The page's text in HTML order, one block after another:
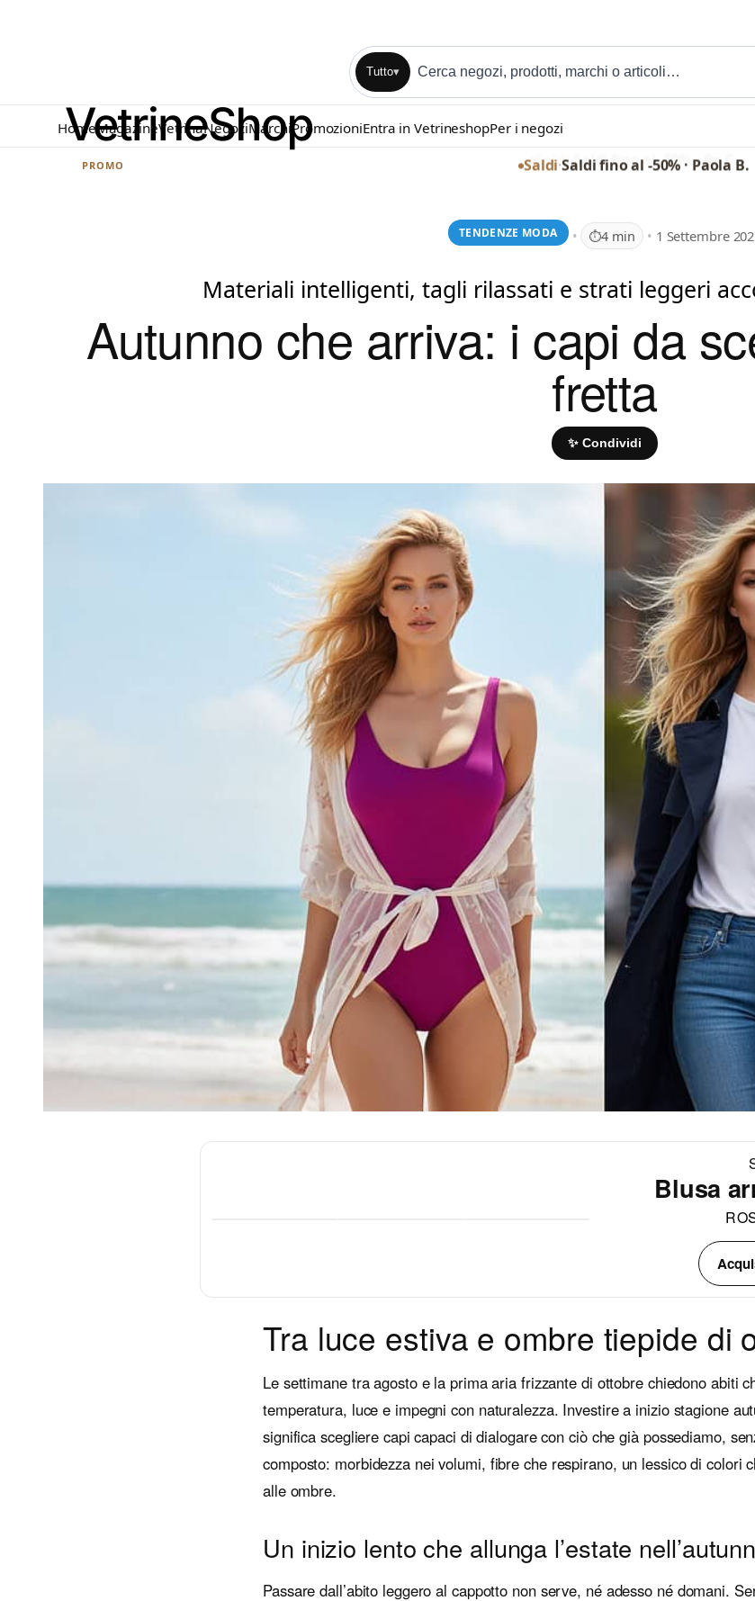
Tutto▾
HomeMagazineVetrinaNegoziMarchi PromozioniEntra in VetrineshopPer i negozi
PROMO Saldi·Saldi fino al -50% · Paola B.
TENDENZE MODA • ⏱4 min • 1 Settembre
Materiali intelligenti, tagli rilassati e strati leggeri
Autunno che arriva: i capi da
fretta
✨ Condividi
Blusa
Tra luce estiva e ombre tiepide di
Le settimane tra agosto e la prima aria frizzante di ottobre chiedono abiti
temperatura, luce e impegni con naturalezza. Investire a inizio stagione
significa scegliere capi capaci di dialogare con ciò che già possediamo,
composto: morbidezza nei volumi, fibre che respirano, un lessico di colori
alle ombre.
Un inizio lento che allunga l’estate
Passare dall’abito leggero al cappotto non serve, né adesso né domani.